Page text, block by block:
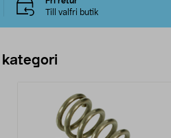
Till valfri butik
kategori